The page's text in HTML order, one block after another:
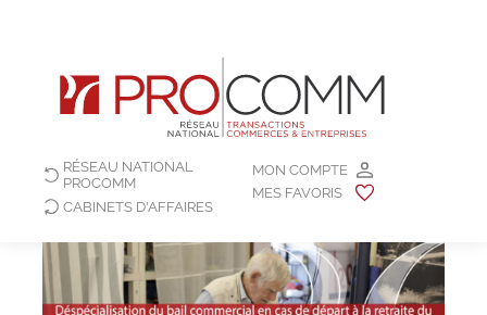
MON COMPTE
MES FAVORIS
RÉSEAU NATIONAL
PROCOMM
CABINETS D'AFFAIRES